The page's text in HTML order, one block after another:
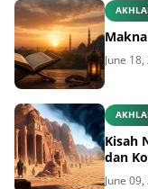
June
Kisah
dan
June